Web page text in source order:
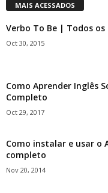
MAIS ACESSADOS
Verbo To Be | Todos
Oct 30, 2015
Como Aprender Inglês
Completo
Oct 29, 2017
Como instalar e usar o
completo
Nov 20, 2014